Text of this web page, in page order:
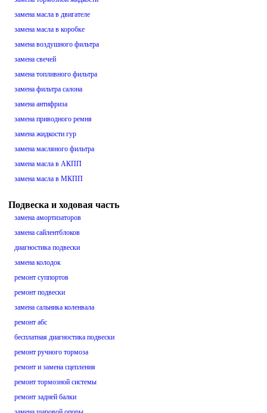
замена масла в двигателе
замена масла в коробке
замена воздушного фильтра
замена свечей
замена топливного фильтра
замена фильтра салона
замена антифриза
замена приводного ремня
замена жидкости гур
замена масляного фильтра
замена масла в АКПП
замена масла в МКПП
Подвеска и ходовая часть
замена амортизаторов
замена сайлентблоков
диагностика подвески
замена колодок
ремонт суппортов
ремонт подвески
замена сальника коленвала
ремонт абс
бесплатная диагностика подвески
ремонт ручного тормоза
ремонт и замена сцепления
ремонт тормозной системы
ремонт задней балки